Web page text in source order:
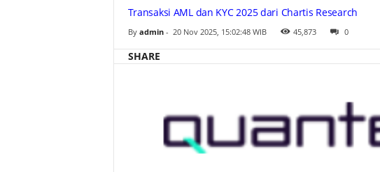
g
o
Transaksi AML dan KYC 2025 dari Chartis Research
By admin- 20 Nov 2025, 15:02:48 WIB 45,873 0
SHARE